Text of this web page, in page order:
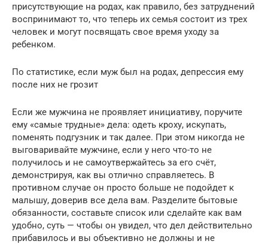
присутствующие на родах, как правило, без затруднений
воспринимают то, что теперь их семья состоит из трех
человек и могут посвящать свое время уходу за
ребенком.
По статистике, если муж был на родах, депрессия ему
после них не грозит
Если же мужчина не проявляет инициативу, поручите
ему «самые трудные» дела: одеть кроху, искупать,
поменять подгузник и так далее. При этом никогда не
выговаривайте мужчине, если у него что-то не
получилось и не самоутвержайтесь за его счёт,
демонстрируя, как вы отлично справляетесь. В
противном случае он просто больше не подойдет к
малышу, доверив все дела вам. Разделите бытовые
обязанности, составьте список или сделайте как вам
удобно, суть — чтобы он увидел, что дел действительно
прибавилось и вы объективно не должны и не